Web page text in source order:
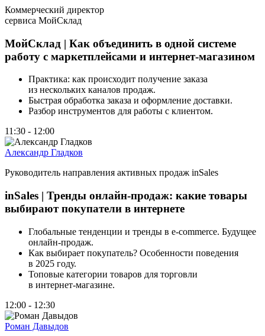
Коммерческий директор
сервиса МойСклад
МойСклад | Как объединить в одной системе
работу с маркетплейсами и интернет‑магазином
Практика: как происходит получение заказа
из нескольких каналов продаж.
Быстрая обработка заказа и оформление доставки.
Разбор инструментов для работы с клиентом.
11:30 - 12:00
Александр Гладков
Руководитель направления активных продаж inSales
inSales | Тренды онлайн‑продаж: какие товары
выбирают покупатели в интернете
Глобальные тенденции и тренды в e‑commerce. Будущее
онлайн‑продаж.
Как выбирает покупатель? Особенности поведения
в 2025 году.
Топовые категории товаров для торговли
в интернет‑магазине.
12:00 - 12:30
Роман Давыдов